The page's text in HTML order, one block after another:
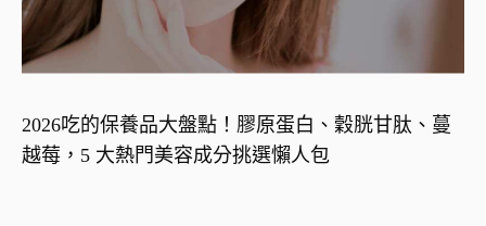
2026吃的保養品大盤點！膠原蛋白、穀胱甘肽、蔓
越莓，5 大熱門美容成分挑選懶人包